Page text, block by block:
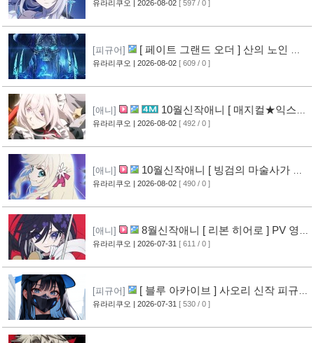
유라리쿠오 | 2026-08-02 [ 597 / 0 ]
[피규어]
[ 페이트 그랜드 오더 ] 산의 노인 신
작 피규어 공개 [16]
유라리쿠오 | 2026-08-02 [ 609 / 0 ]
[애니]
10월신작애니 [ 매지컬★익스플
로러 ] PV 영상 공개 [11]
유라리쿠오 | 2026-08-02 [ 492 / 0 ]
[애니]
10월신작애니 [ 빙검의 마술사가 세
계를 다스린다 ] 2기 PV 영상 공개
유라리쿠오 | 2026-08-02 [ 490 / 0 ]
[애니]
8월신작애니 [ 리본 히어로 ] PV 영
상 공개
[11]
유라리쿠오 | 2026-07-31 [ 611 / 0 ]
[피규어]
[ 블루 아카이브 ] 사오리 신작 피규어
공개 [10]
유라리쿠오 | 2026-07-31 [ 530 / 0 ]